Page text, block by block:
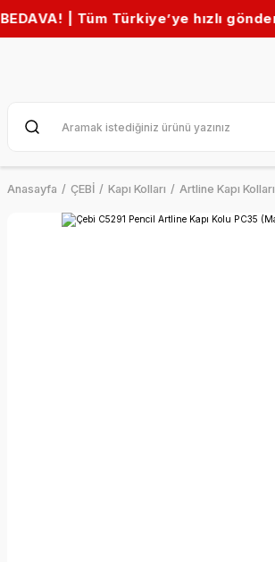
Tüm Türkiye’ye hızlı gönderim 🚚
Anasayfa ÇEBİ Kapı Kolları Artline Kapı Kolları